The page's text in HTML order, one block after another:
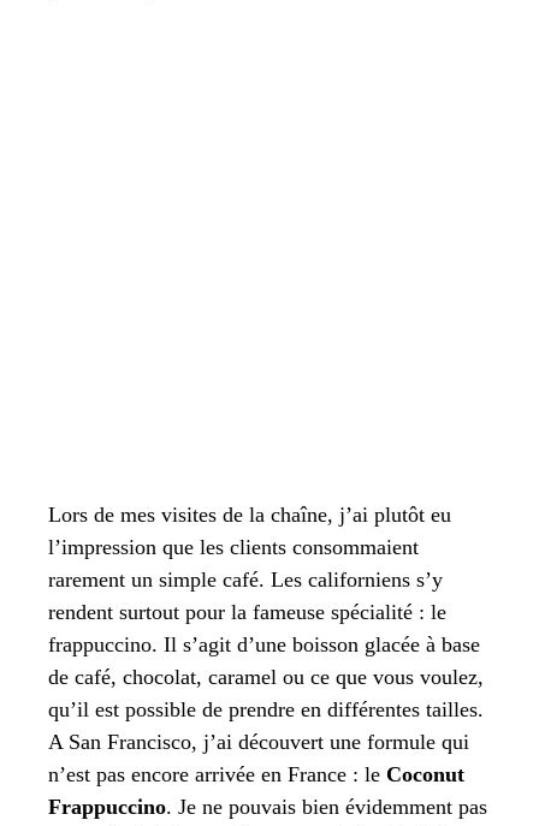
Lors de mes visites de la chaîne, j’ai plutôt eu
l’impression que les clients consommaient
rarement un simple café. Les californiens s’y
rendent surtout pour la fameuse spécialité : le
frappuccino. Il s’agit d’une boisson glacée à base
de café, chocolat, caramel ou ce que vous voulez,
qu’il est possible de prendre en différentes tailles.
A San Francisco, j’ai découvert une formule qui
n’est pas encore arrivée en France : le Coconut
Frappuccino. Je ne pouvais bien évidemment pas